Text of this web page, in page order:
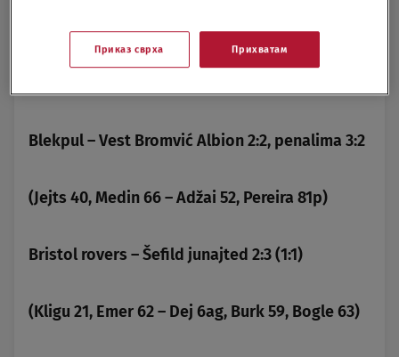
Blekburn – Donkaster 0:1 (0:1)
Blekpul – Vest Bromvić Albion 2:2, penalima 3:2
(Jejts 40, Medin 66 – Adžai 52, Pereira 81p)
Bristol rovers – Šefild junajted 2:3 (1:1)
(Kligu 21, Emer 62 – Dej 6ag, Burk 59, Bogle 63)
Приказ сврха Прихватам